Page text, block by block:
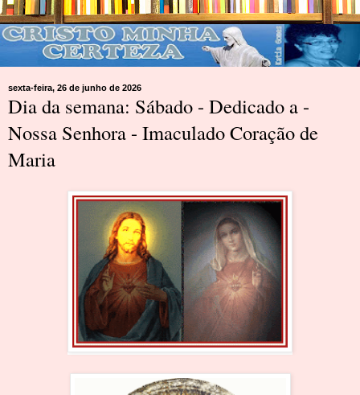
sexta-feira, 26 de junho de 2026
Dia da semana: Sábado - Dedicado a -
Nossa Senhora - Imaculado Coração de
Maria